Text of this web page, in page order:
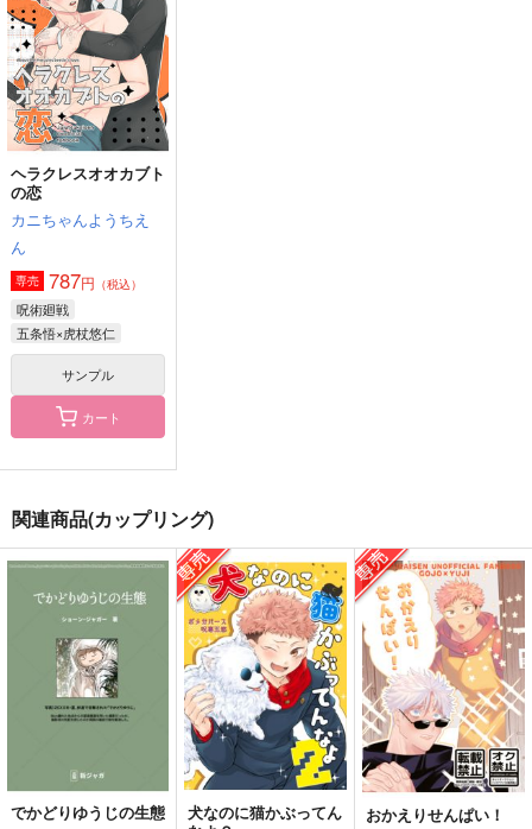
629円（税込）
五条悟×虎杖悠仁
サンプル
さとうとハチミツ05
M31
110
五条悟×虎杖悠仁
作品詳細
+α
944
五条悟×虎杖悠仁
サンプル
作品詳細
1,887円（税込）
五条悟×虎杖悠仁
サンプル
作品詳細
ヘラクレスオオカブト
の恋
カニちゃんようちえ
ん
専売 787円 （税込）
呪術廻戦
五条悟×虎杖悠仁
サンプル
カート
関連商品(カップリング)
でかどりゆうじの生態
犬なのに猫かぶってん
おかえりせんぱい！